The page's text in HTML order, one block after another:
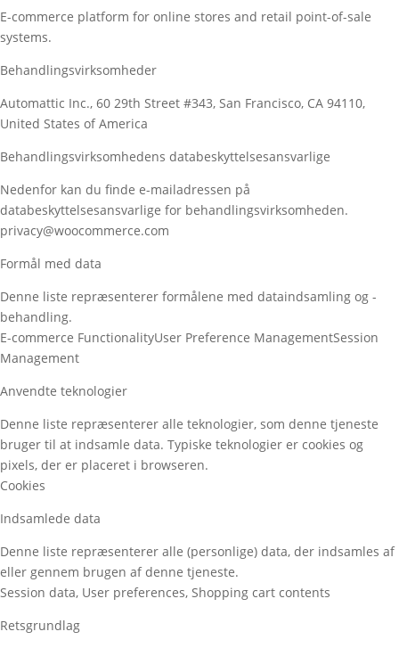
E-commerce platform for online stores and retail point-of-sale
systems.
Behandlingsvirksomheder
Automattic Inc., 60 29th Street #343, San Francisco, CA 94110,
United States of America
Behandlingsvirksomhedens databeskyttelsesansvarlige
Nedenfor kan du finde e-mailadressen på
databeskyttelsesansvarlige for behandlingsvirksomheden.
privacy@woocommerce.com
Formål med data
Denne liste repræsenterer formålene med dataindsamling og -
behandling.
E-commerce FunctionalityUser Preference ManagementSession
Management
Anvendte teknologier
Denne liste repræsenterer alle teknologier, som denne tjeneste
bruger til at indsamle data. Typiske teknologier er cookies og
pixels, der er placeret i browseren.
Cookies
Indsamlede data
Denne liste repræsenterer alle (personlige) data, der indsamles af
eller gennem brugen af denne tjeneste.
Session data, User preferences, Shopping cart contents
Retsgrundlag